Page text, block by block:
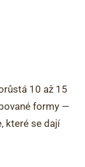
10 až 15
formy —
které se dají